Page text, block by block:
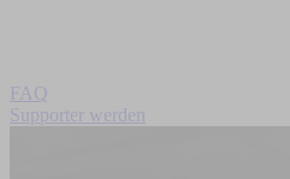
FAQ
Supporter werden